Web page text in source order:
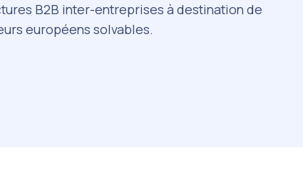
B2B inter-entreprises à destination de
européens solvables.